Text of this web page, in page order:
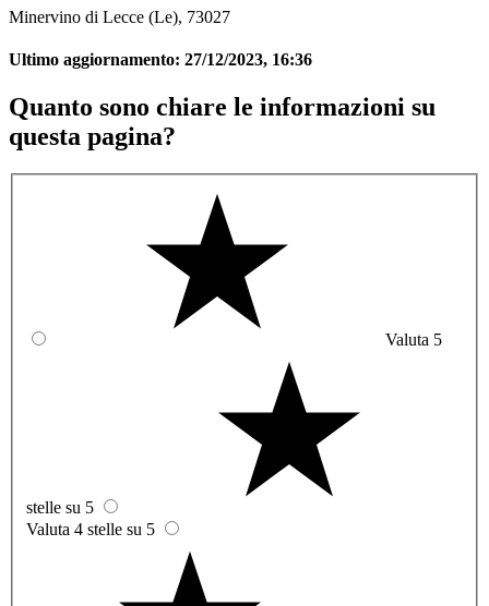
Minervino di Lecce (Le), 73027
Ultimo aggiornamento: 27/12/2023, 16:36
Quanto sono chiare le informazioni su
questa pagina?
Valuta 5
stelle su 5
Valuta 4 stelle su 5